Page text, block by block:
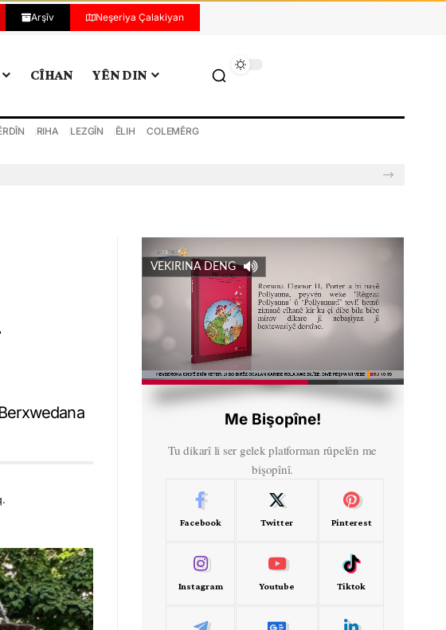
Arşîv Neşeriya Çalakiyan
CÎHAN YÊN DIN
RIHA LEZGÎN ÊLIH COLEMÊRG
VEKIRINA DENG
Me Bişopîne!
Tu dikarî li ser gelek platforman rûpelên me
bişopînî.
Facebook Twitter Pinterest
Instagram Youtube Tiktok